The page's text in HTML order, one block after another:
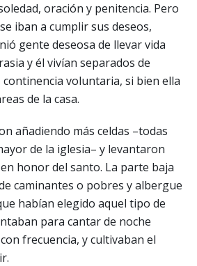
oración y penitencia. Pero
iban a cumplir sus deseos,
gente deseosa de llevar vida
y él vivían separados de
voluntaria, si bien ella
de la casa.
añadiendo más celdas –todas
de la iglesia– y levantaron
honor del santo. La parte baja
caminantes o pobres y albergue
habían elegido aquel tipo de
para cantar de noche
frecuencia, y cultivaban el